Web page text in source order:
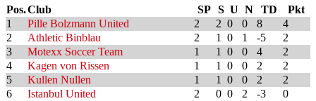
Pos.Club SP S U N TD
Pkt
1
Pille Bolzmann United 2 2 0 0 8
4
2
Athletic Binblau 2 1 0 1 -5
2
3
Motexx Soccer Team 1 1 0 0 4
2
4
Kagen von Rissen 1 1 0 0 2
2
5
Kullen Nullen 1 1 0 0 2
2
6
Istanbul United 2 0 0 2 -3
0